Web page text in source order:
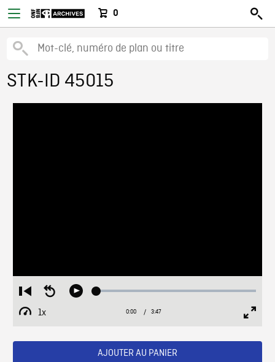
0
STK-ID 45015
Restart
from
beginning
Seek
Play Loaded:
1x
Playback
Current
0:00 / Duration
3:47
AJOUTER AU PANIER